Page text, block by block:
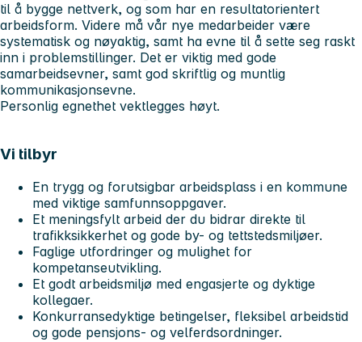
til å bygge nettverk, og som har en resultatorientert
arbeidsform. Videre må vår nye medarbeider være
systematisk og nøyaktig, samt ha evne til å sette seg raskt
inn i problemstillinger. Det er viktig med gode
samarbeidsevner, samt god skriftlig og muntlig
kommunikasjonsevne.
Personlig egnethet vektlegges høyt.
Vi tilbyr
En trygg og forutsigbar arbeidsplass i en kommune
med viktige samfunnsoppgaver.
Et meningsfylt arbeid der du bidrar direkte til
trafikksikkerhet og gode by- og tettstedsmiljøer.
Faglige utfordringer og mulighet for
kompetanseutvikling.
Et godt arbeidsmiljø med engasjerte og dyktige
kollegaer.
Konkurransedyktige betingelser, fleksibel arbeidstid
og gode pensjons- og velferdsordninger.